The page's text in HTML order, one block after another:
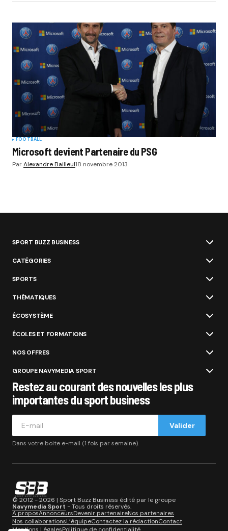
FOOTBALL
Microsoft devient Partenaire du PSG
ParAlexandre Bailleul18 novembre 2013
SPORT BUZZ BUSINESS
CATÉGORIES
SPORTS
THÉMATIQUES
ÉCOSYSTÈME
ÉCOLES ET FORMATIONS
NOS OFFRES
GROUPE NAVYMEDIA SPORT
Restez au courant des nouvelles les plus
importantes du sport business
Valider
Dans votre boite e-mail (1 fois par semaine).
© 2012 - 2026 | Sport Buzz Business édité par le groupe
Navymedia Sport - Tous droits réservés.
A proposAnnonceursDevenir partenaireNos partenaires
Nos collaborationsL’équipeContactez la rédactionContact